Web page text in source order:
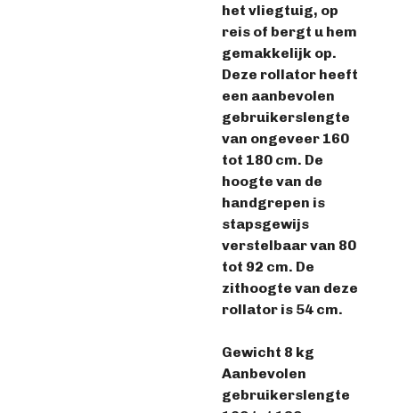
het vliegtuig, op
reis of bergt u hem
gemakkelijk op.
Deze rollator heeft
een aanbevolen
gebruikerslengte
van ongeveer 160
tot 180 cm. De
hoogte van de
handgrepen is
stapsgewijs
verstelbaar van 80
tot 92 cm. De
zithoogte van deze
rollator is 54 cm.
Gewicht 8 kg
Aanbevolen
gebruikerslengte